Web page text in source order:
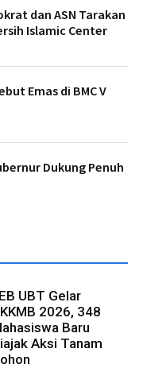
dan ASN Tarakan
Islamic Center
Emas di BMC V
Dukung Penuh
UBT Gelar
2026, 348
Baru
Aksi Tanam